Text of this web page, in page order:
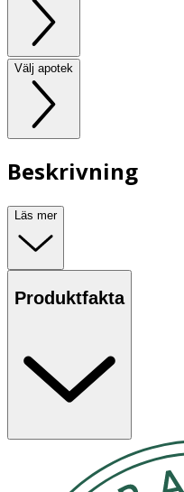
Välj apotek
Beskrivning
Läs mer
Produktfakta